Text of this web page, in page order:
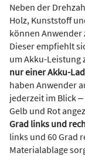
Neben der
Holz, Kunststoff
können Anwender
Dieser empfiehlt
um Akku-Leistung
nur einer Akku-
haben Anwender
jederzeit im Blick
Gelb und Rot
Grad links und
links und 60 Grad
Materialablage